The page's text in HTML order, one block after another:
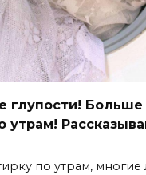
глупости! Больше
утрам!
по утрам,